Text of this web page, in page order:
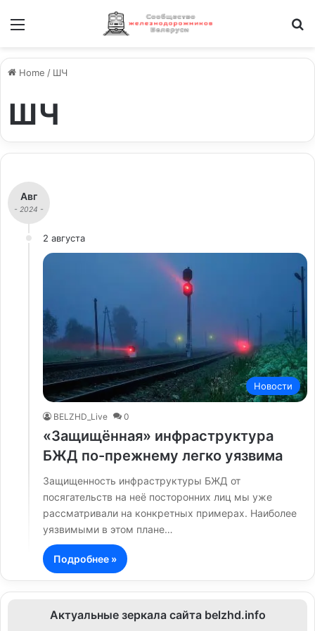
Home / ШЧ
ШЧ
Авг
- 2024 -
2 августа
Новости
BELZHD_Live 0
«Защищённая» инфраструктура
БЖД по-прежнему легко уязвима
Защищенность инфраструктуры БЖД от
посягательств на неё посторонних лиц мы уже
рассматривали на конкретных примерах. Наиболее
уязвимыми в этом плане…
Подробнее »
Актуальные зеркала сайта belzhd.info